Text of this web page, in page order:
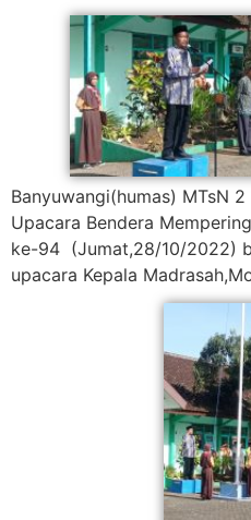
Banyuwangi(humas) MTsN
Upacara Bendera
ke-94 (Jumat,28/10/2022)
upacara Kepala